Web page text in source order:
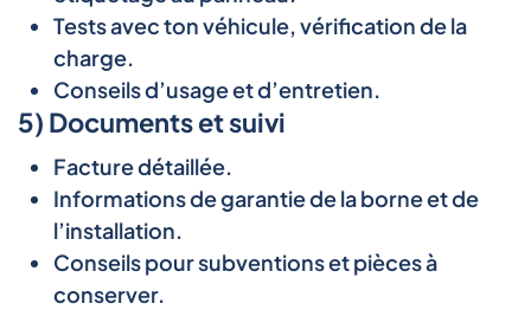
Tests avec ton véhicule, vérification de la
charge.
Conseils d’usage et d’entretien.
5) Documents et suivi
Facture détaillée.
Informations de garantie de la borne et de
l’installation.
Conseils pour subventions et pièces à
conserver.